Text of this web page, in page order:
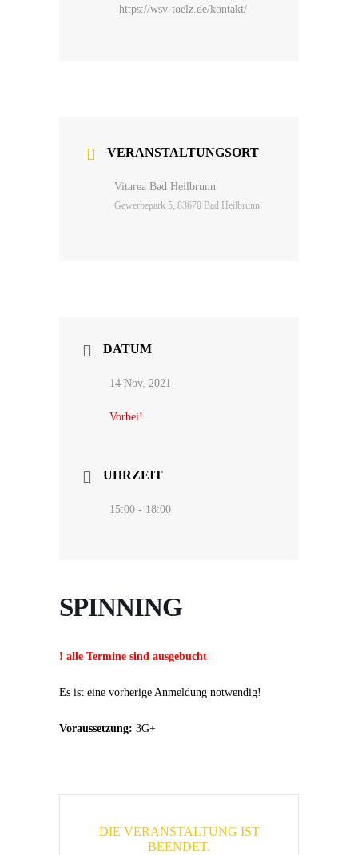
https://wsv-toelz.de/kontakt/
VERANSTALTUNGSORT
Vitarea Bad Heilbrunn
Gewerbepark 5, 83670 Bad Heilbrunn
DATUM
14 Nov. 2021
Vorbei!
UHRZEIT
15:00 - 18:00
SPINNING
! alle Termine sind ausgebucht
Es ist eine vorherige Anmeldung notwendig!
Voraussetzung: 3G+
DIE VERANSTALTUNG IST
BEENDET.